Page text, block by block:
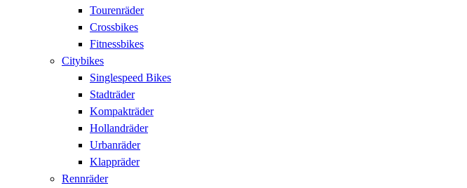
Tourenräder
Crossbikes
Fitnessbikes
Citybikes
Singlespeed Bikes
Stadträder
Kompakträder
Hollandräder
Urbanräder
Klappräder
Rennräder